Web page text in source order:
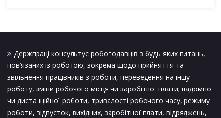
Держпраці консультує роботодавців з будь яких питань,
пов’язаних із роботою, зокрема щодо прийняття та
звільнення працівників з роботи, переведення на іншу
роботу, зміни робочого місця чи заробітної плати; надомної
чи дистанційної роботи, тривалості робочого часу, режиму
роботи, відпусток, вихідних, заробітної плати, відряджень,